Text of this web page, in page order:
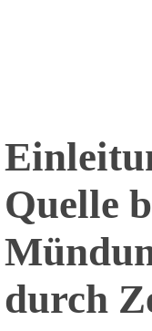
Quelle
durch